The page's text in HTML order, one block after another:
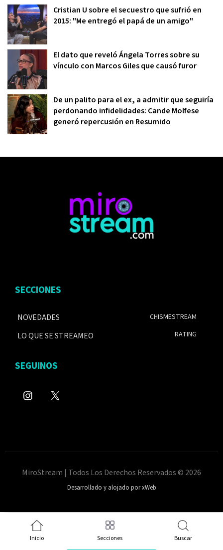
Cristian U sobre el secuestro que sufrió en
2015: "Me entregó el papá de un amigo"
El dato que reveló Ángela Torres sobre su
vínculo con Marcos Giles que causó furor
De un palito para el ex, a admitir que seguiría
perdonando infidelidades: Cande Molfese
generó repercusión en Resumido
SECCIONES
NOVEDADES
LO QUE SE STREAMEO
CHISMESTREAM
RATING
SEGUINOS
MiroStream | Todos Los Derechos Reservados © 2026
Desarrollado y alojado por xWeb
Inicio Secciones Buscar